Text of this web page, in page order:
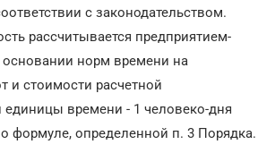
с законодательством.
рассчитывается предприятием-
норм времени на
и стоимости расчетной
единицы времени - 1 человеко-дня
формуле, определенной п. 3 Порядка.